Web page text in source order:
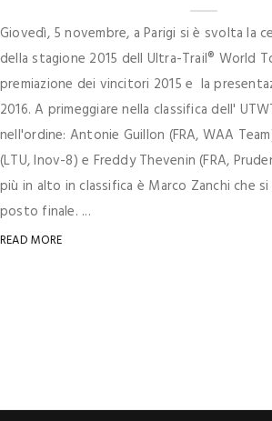
Giovedì, 5 novembre, a Parigi si è svolta la
della stagione 2015 dell Ultra-Trail® World
premiazione dei vincitori 2015 e la
2016. A primeggiare nella classifica dell'
nell'ordine: Antonie Guillon (FRA, WAA
(LTU, Inov-8) e Freddy Thevenin (FRA,
più in alto in classifica è Marco Zanchi che
posto finale. ...
READ MORE